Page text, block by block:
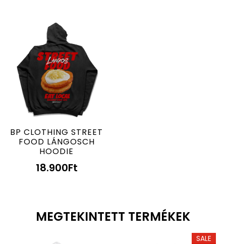
BP CLOTHING STREET
FOOD LÁNGOSCH
HOODIE
18.900Ft
MEGTEKINTETT TERMÉKEK
SALE